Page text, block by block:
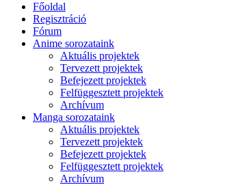
Főoldal
Regisztráció
Fórum
Anime sorozataink
Aktuális projektek
Tervezett projektek
Befejezett projektek
Felfüggesztett projektek
Archívum
Manga sorozataink
Aktuális projektek
Tervezett projektek
Befejezett projektek
Felfüggesztett projektek
Archívum